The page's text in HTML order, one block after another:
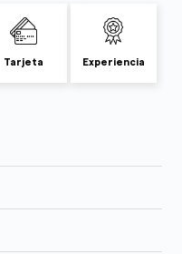
Tarjeta Experiencia